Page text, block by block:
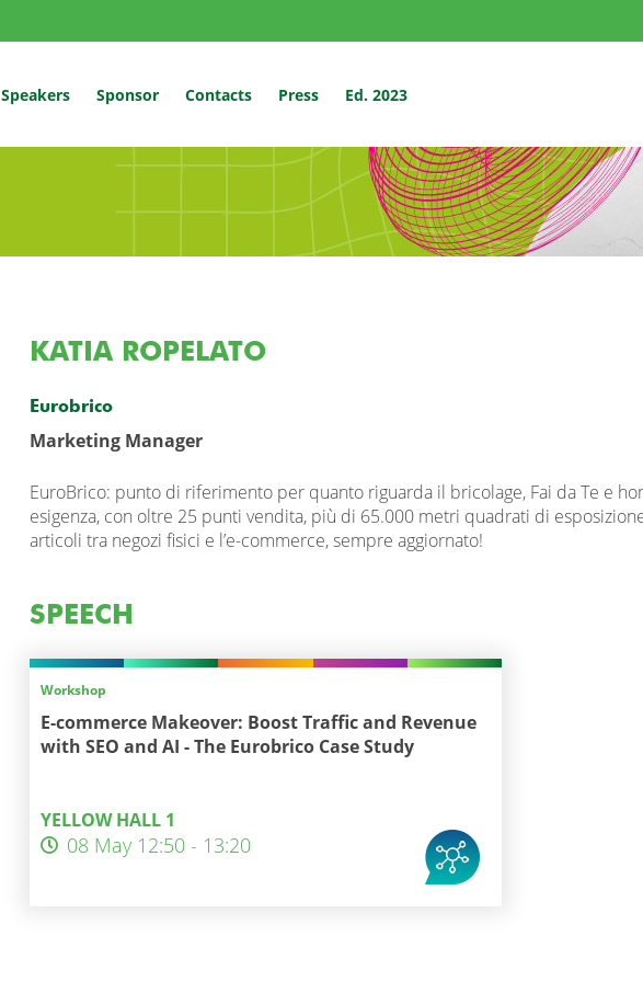
Speakers Sponsor Contacts Press Ed. 2023
KATIA ROPELATO
Eurobrico
Marketing Manager
EuroBrico: punto di riferimento per quanto riguarda il bricolage, Fai da Te e
esigenza, con oltre 25 punti vendita, più di 65.000 metri quadrati di
articoli tra negozi fisici e l’e-commerce, sempre aggiornato!
SPEECH
Workshop
E-commerce Makeover: Boost Traffic and Revenue
with SEO and AI - The Eurobrico Case Study
YELLOW HALL 1
08 May 12:50 - 13:20